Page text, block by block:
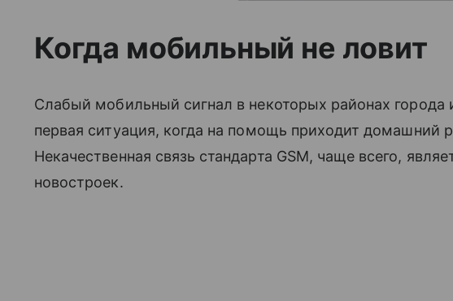
Когда мобильный не ловит
Слабый мобильный сигнал в некоторых районах города
первая ситуация, когда на помощь приходит домашний
Некачественная связь стандарта GSM, чаще всего,
новостроек.